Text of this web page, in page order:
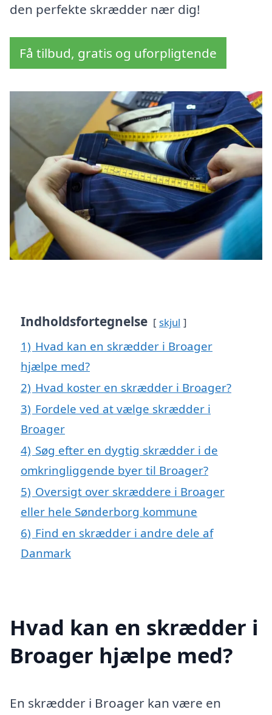
den perfekte skrædder nær dig!
Få tilbud, gratis og uforpligtende
Indholdsfortegnelse skjul
1) Hvad kan en skrædder i Broager
hjælpe med?
2) Hvad koster en skrædder i Broager?
3) Fordele ved at vælge skrædder i
Broager
4) Søg efter en dygtig skrædder i de
omkringliggende byer til Broager?
5) Oversigt over skræddere i Broager
eller hele Sønderborg kommune
6) Find en skrædder i andre dele af
Danmark
Hvad kan en skrædder i
Broager hjælpe med?
En skrædder i Broager kan være en